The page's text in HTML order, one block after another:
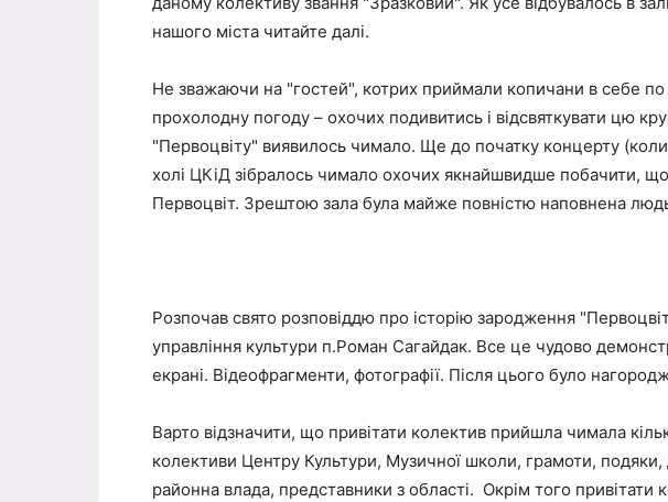
нашого міста читайте далі.
Не зважаючи на "гостей", котрих приймали копичани в себе
прохолодну погоду – охочих подивитись і відсвяткувати цю
"Первоцвіту" виявилось чимало. Ще до початку концерту
холі ЦКіД зібралось чимало охочих якнайшвидше побачити,
Первоцвіт. Зрештою зала була майже повністю наповнена
Розпочав свято розповіддю про історію зародження
управління культури п.Роман Сагайдак. Все це чудово
екрані. Відеофрагменти, фотографії. Після цього було
Варто відзначити, що привітати колектив прийшла чимала
колективи Центру Культури, Музичної школи, грамоти,
районна влада, представники з області. Окрім того привітати